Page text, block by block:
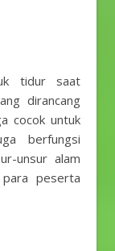
tidur saat
dirancang
cocok untuk
berfungsi
unsur alam
peserta